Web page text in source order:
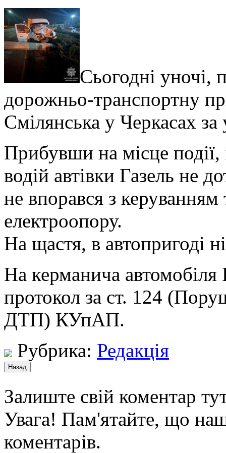
Сьогодні уночі,
дорожньо-транспортну
Смілянська у Черкасах за
Прибувши на місце
водій автівки Газель не
не впорався з керуванням
електроопору.
На щастя, в автопригоді
На керманича автомобіля
протокол за ст. 124
ДТП) КУпАП.
Рубрика: Редакція
Залиште свій коментар
Увага! Пам'ятайте, що
коментарів.